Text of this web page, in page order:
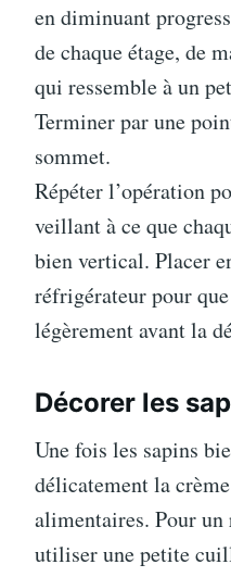
en diminuant
de chaque étage, de
qui ressemble à un
Terminer par une
sommet.
Répéter l’opération
veillant à ce que
bien vertical. Placer
réfrigérateur pour
légèrement avant la
Décorer les
Une fois les sapins
délicatement la
alimentaires. Pour
utiliser une petite